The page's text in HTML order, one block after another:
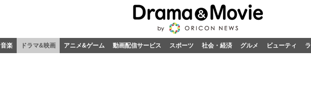
音楽 ドラマ&映画 アニメ&ゲーム 動画配信サービス スポーツ 社会・経済 グルメ ビューティ